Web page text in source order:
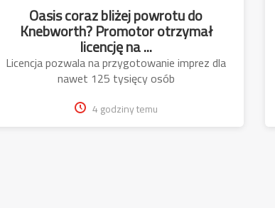
Oasis coraz bliżej powrotu do
Knebworth? Promotor otrzymał
licencję na ...
Licencja pozwala na przygotowanie imprez dla
nawet 125 tysięcy osób
4 godziny temu